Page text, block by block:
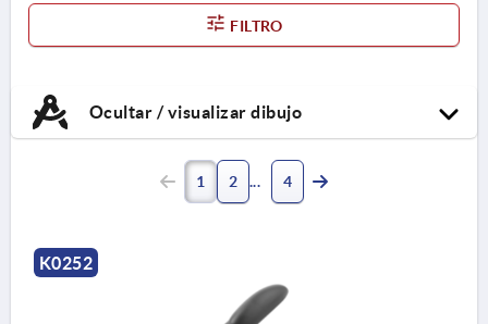
FILTRO
Ocultar / visualizar dibujo
1 2 4
K0252